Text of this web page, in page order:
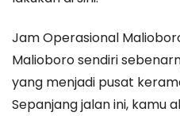
Jam Operasional
Malioboro sendiri
yang menjadi pusat
Sepanjang jalan ini, kamu